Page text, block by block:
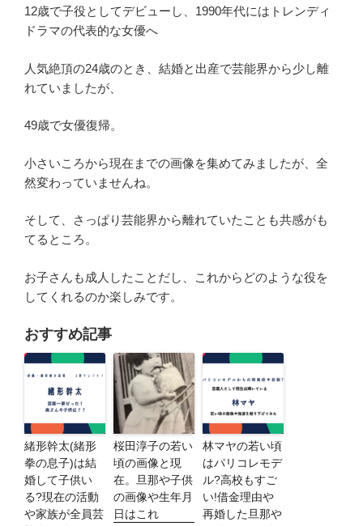
12歳で子役としてデビューし、1990年代にはトレンディ
ドラマの代表的な女優へ
人気絶頂の24歳のとき、結婚と出産で芸能界から少し離
れていましたが、
49歳で女優復帰。
小さいころから現在までの画像を集めてみましたが、全
然変わっていませんね。
そして、さっぱり芸能界から離れていたことも共感がも
てるところ。
お子さんも成人したことだし、これからどのような役を
してくれるのか楽しみです。
おすすめ記事
緒形幹太(緒形
拳の息子)は結
婚して子供い
る?現在の活動
や家族が全員芸
桜田淳子の若い
頃の画像と現
在。旦那や子供
の画像や生年月
日はこれ
林マヤの若い頃
はパリコレモデ
ル?高校もすご
い!借金理由や
再婚した旦那や